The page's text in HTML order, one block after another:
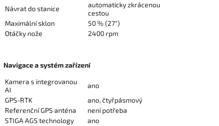
Návrat do stanice
automaticky zkrácenou
cestou
Maximální sklon
50 % (27°)
Otáčky nože
2400 rpm
Navigace a systém zařízení
Kamera s integrovanou
AI
ano
GPS-RTK
ano, čtyřpásmový
Referenční GPS anténa
není potřeba
STIGA AGS technology
ano